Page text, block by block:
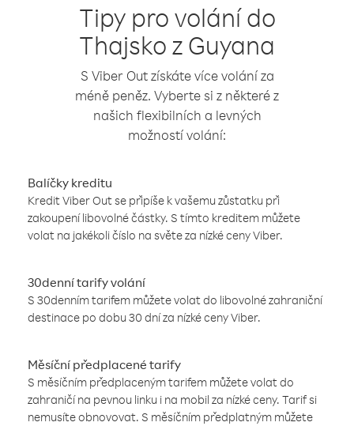
Tipy pro volání do
Thajsko z Guyana
S Viber Out získáte více volání za
méně peněz. Vyberte si z některé z
našich flexibilních a levných
možností volání:
Balíčky kreditu
Kredit Viber Out se připíše k vašemu zůstatku při
zakoupení libovolné částky. S tímto kreditem můžete
volat na jakékoli číslo na světe za nízké ceny Viber.
30denní tarify volání
S 30denním tarifem můžete volat do libovolné zahraniční
destinace po dobu 30 dní za nízké ceny Viber.
Měsíční předplacené tarify
S měsíčním předplaceným tarifem můžete volat do
zahraničí na pevnou linku i na mobil za nízké ceny. Tarif si
nemusíte obnovovat. S měsíčním předplatným můžete